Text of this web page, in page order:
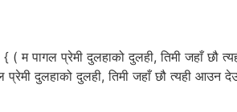
प्रेमी दुलहाको दुलही, तिमी जहाँ छौ
प्रेमी दुलहाको दुलही, तिमी जहाँ छौ त्यही